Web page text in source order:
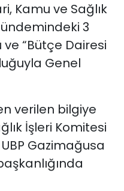
Kamu ve Sağlık
3
ve “Bütçe Dairesi
Genel
verilen bilgiye
İşleri Komitesi
Gazimağusa